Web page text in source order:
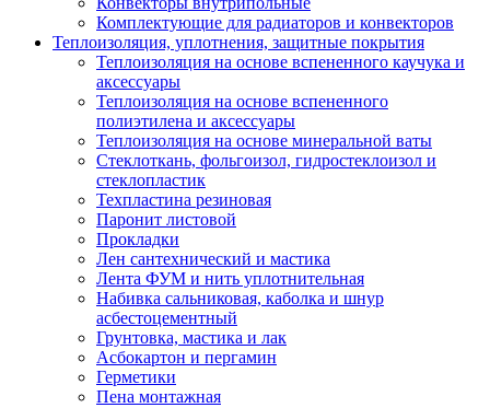
Комплектующие для радиаторов и конвекторов
Теплоизоляция, уплотнения, защитные покрытия
Теплоизоляция на основе вспененного каучука и
аксессуары
Теплоизоляция на основе вспененного
полиэтилена и аксессуары
Теплоизоляция на основе минеральной ваты
Стеклоткань, фольгоизол, гидростеклоизол и
стеклопластик
Техпластина резиновая
Паронит листовой
Прокладки
Лен сантехнический и мастика
Лента ФУМ и нить уплотнительная
Набивка сальниковая, каболка и шнур
асбестоцементный
Грунтовка, мастика и лак
Асбокартон и пергамин
Герметики
Пена монтажная